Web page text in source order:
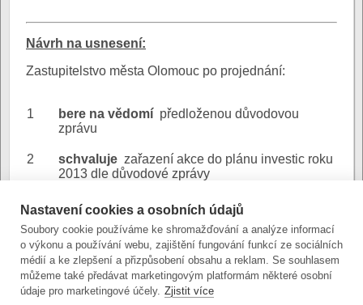
Návrh na usnesení:
Zastupitelstvo města Olomouc po projednání:
1 bere na vědomí předloženou důvodovou
zprávu
2 schvaluje zařazení akce do plánu investic roku
2013 dle důvodové zprávy
Důvodová
zpráva:
Ul. Luční -
důvodová zpráva
(stránkový dokument)
Nastavení cookies a osobních údajů
Soubory cookie používáme ke shromažďování a analýze informací
o výkonu a používání webu, zajištění fungování funkcí ze sociálních
médií a ke zlepšení a přizpůsobení obsahu a reklam. Se souhlasem
můžeme také předávat marketingovým platformám některé osobní
údaje pro marketingové účely. Zjistit více